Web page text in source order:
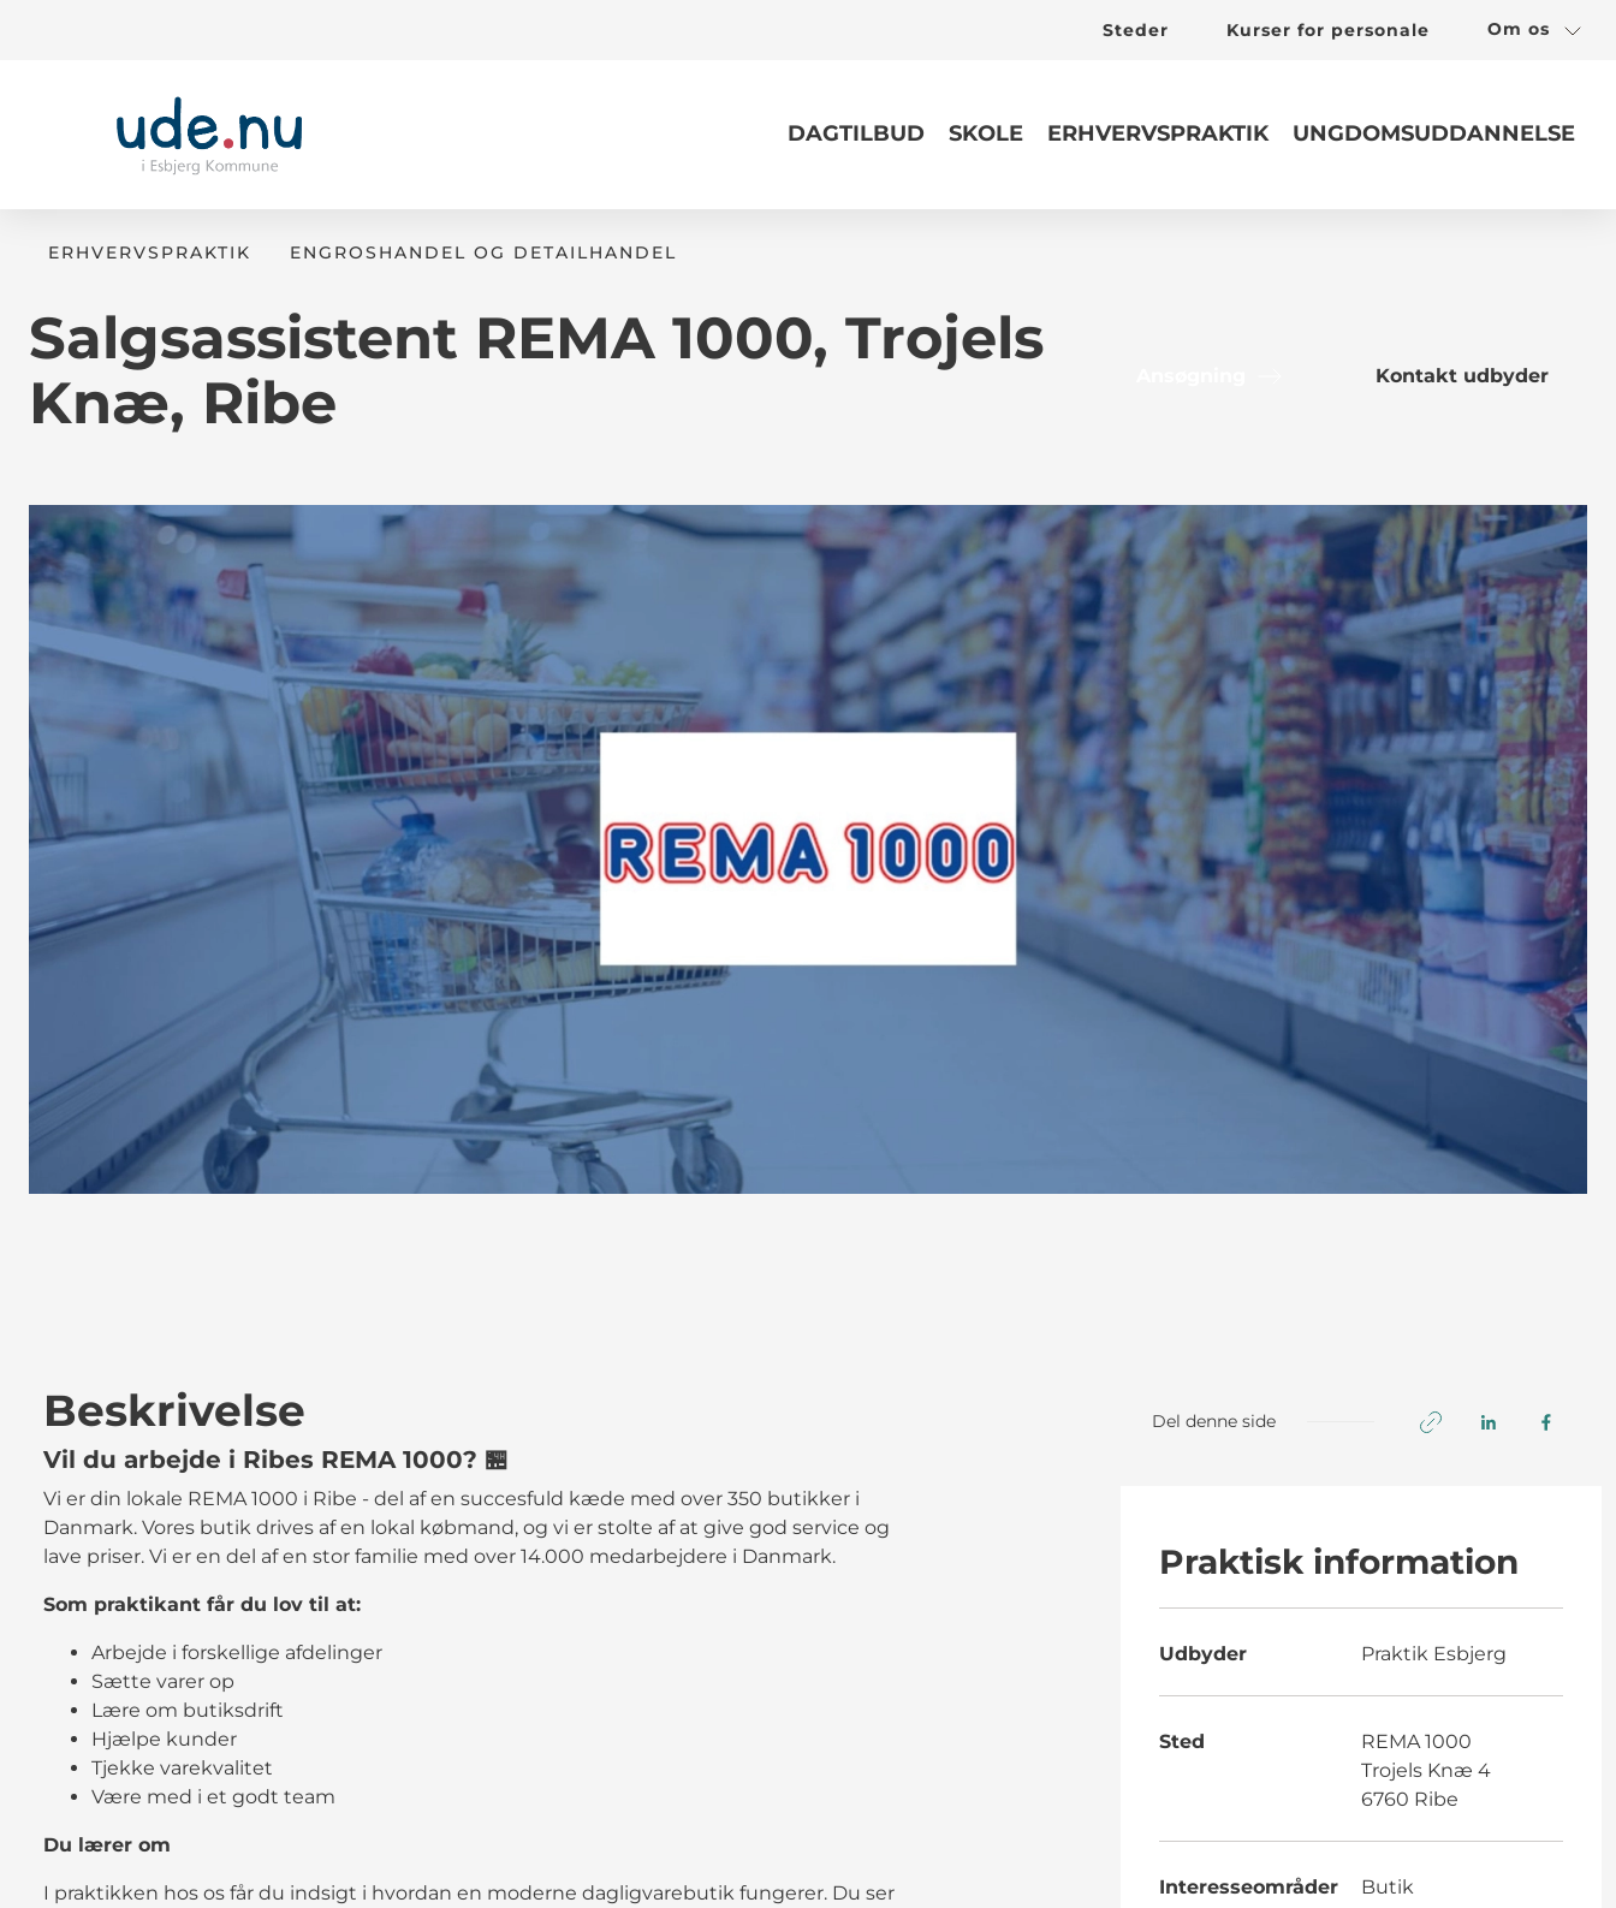
Steder Kurser for personale Om os
DAGTILBUD SKOLE ERHVERVSPRAKTIK UNGDOMSUDDANNELSE
ERHVERVSPRAKTIK ENGROSHANDEL OG DETAILHANDEL
Salgsassistent REMA 1000, Trojels
Knæ, Ribe
Kontakt udbyder
Beskrivelse
Vil du arbejde i Ribes REMA 1000? 🏪
Vi er din lokale REMA 1000 i Ribe - del af en succesfuld kæde med over 350 butikker i
Danmark. Vores butik drives af en lokal købmand, og vi er stolte af at give god service og
lave priser. Vi er en del af en stor familie med over 14.000 medarbejdere i Danmark.
Som praktikant får du lov til at:
Arbejde i forskellige afdelinger
Sætte varer op
Lære om butiksdrift
Hjælpe kunder
Tjekke varekvalitet
Være med i et godt team
Du lærer om
I praktikken hos os får du indsigt i hvordan en moderne dagligvarebutik fungerer. Du ser
Del denne side
Praktisk information
Udbyder Praktik Esbjerg
Sted
REMA 1000
Trojels Knæ 4
6760 Ribe
Interesseområder
Butik